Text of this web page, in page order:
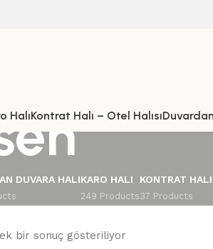
HalıKontrat Halı – Otel Halısı
DUVARA HALIKARO HALI
249 Products
KONTRAT
37 Products
bir sonuç gösteriliyor